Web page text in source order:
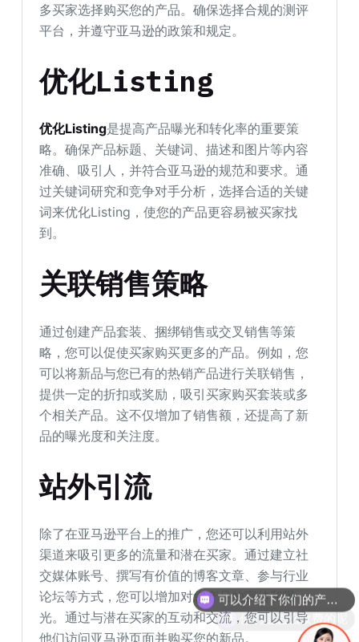
多买家选择购买您的产品。确保选择合规的测评
平台，并遵守亚马逊的政策和规定。
优化Listing
优化Listing是提高产品曝光和转化率的重要策
略。确保产品标题、关键词、描述和图片等内容
准确、吸引人，并符合亚马逊的规范和要求。通
过关键词研究和竞争对手分析，选择合适的关键
词来优化Listing，使您的产品更容易被买家找
到。
关联销售策略
通过创建产品套装、捆绑销售或交叉销售等策
略，您可以促使买家购买更多的产品。例如，您
可以将新品与您已有的热销产品进行关联销售，
提供一定的折扣或奖励，吸引买家购买套装或多
个相关产品。这不仅增加了销售额，还提高了新
品的曝光度和关注度。
站外引流
除了在亚马逊平台上的推广，您还可以利用站外
渠道来吸引更多的流量和潜在买家。通过建立社
交媒体账号、撰写有价值的博客文章、参与行业
论坛等方式，您可以增加对您产品的宣传和曝
光。通过与潜在买家的互动和交流，您可以引导
他们访问亚马逊页面并购买您的新品。
你们是怎么收费的呢